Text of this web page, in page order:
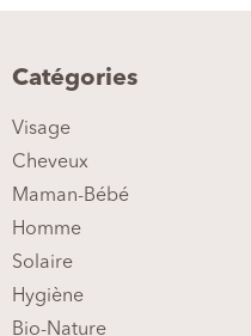
Catégories
Visage
Cheveux
Maman-Bébé
Homme
Solaire
Hygiène
Bio-Nature